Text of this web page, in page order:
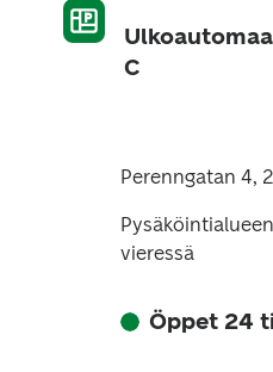
C
Perenngatan 4,
vieressä
Öppet 24